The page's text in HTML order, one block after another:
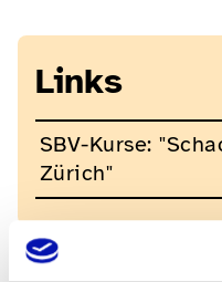
Links
SBV-Kurse:
Zürich"